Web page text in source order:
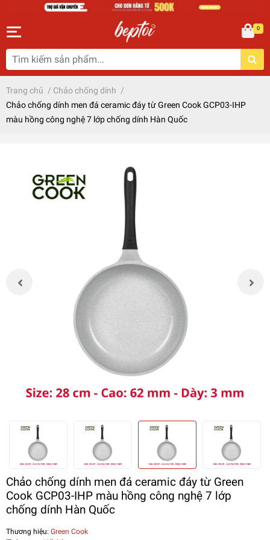
0
Trang chủ / Chảo chống dính /
Chảo chống dính men đá ceramic đáy từ Green Cook GCP03-IHP
màu hồng công nghệ 7 lớp chống dính Hàn Quốc
Chảo chống dính men đá ceramic đáy từ Green
Cook GCP03-IHP màu hồng công nghệ 7 lớp
chống dính Hàn Quốc
Thương hiệu: Green Cook